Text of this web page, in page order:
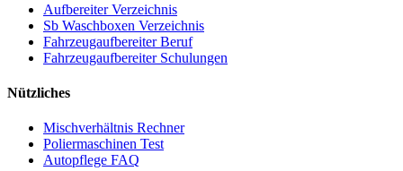
Aufbereiter Verzeichnis
Sb Waschboxen Verzeichnis
Fahrzeugaufbereiter Beruf
Fahrzeugaufbereiter Schulungen
Nützliches
Mischverhältnis Rechner
Poliermaschinen Test
Autopflege FAQ